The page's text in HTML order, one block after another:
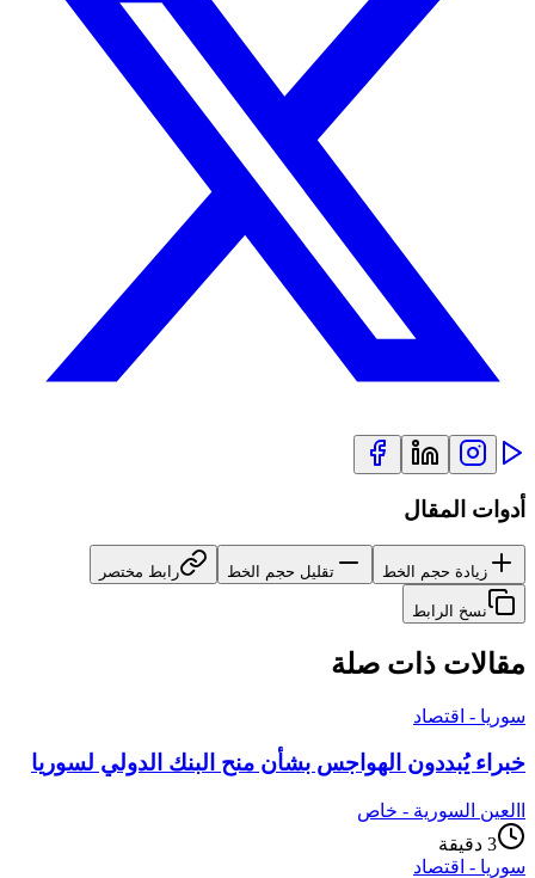
أدوات المقال
زيادة حجم الخط تقليل حجم الخط رابط مختصر
نسخ الرابط
مقالات ذات صلة
سوريا - اقتصاد
خبراء يُبددون الهواجس بشأن منح البنك الدولي لسوريا
العين السورية - خاص
3 دقيقة
سوريا - اقتصاد